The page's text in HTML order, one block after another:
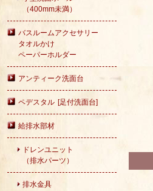
（400mm未満）
バスルームアクセサリー
タオルかけ
ペーパーホルダー
アンティーク洗面台
ペデスタル [足付洗面台]
給排水部材
ドレンユニット
（排水パーツ）
排水金具